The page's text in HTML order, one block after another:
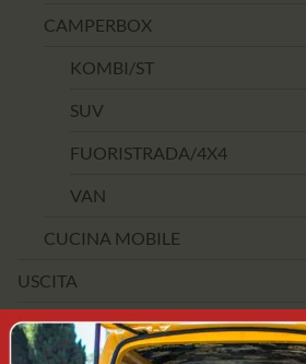
CAMPERBOX
KOMBI/ST
SUV
FUORISTRADA/4X4
VAN
CUCINA MOBILE
USCITA
FASCIA DI PREZZO